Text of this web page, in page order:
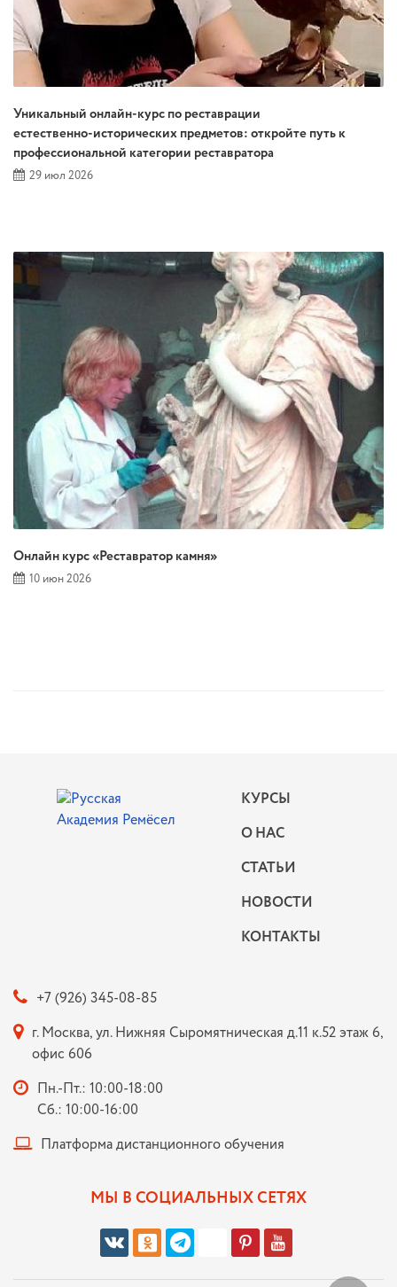
Уникальный онлайн‑курс по реставрации
естественно‑исторических предметов: откройте путь к
профессиональной категории реставратора
29 июл 2026
Онлайн курс «Реставратор камня»
10 июн 2026
КУРСЫ
О НАС
СТАТЬИ
НОВОСТИ
КОНТАКТЫ
МЫ В СОЦИАЛЬНЫХ СЕТЯХ
+7 (926) 345-08-85
г. Москва, ул. Нижняя Сыромятническая д.11 к.52 этаж 6,
офис 606
Пн.-Пт.: 10:00-18:00
Сб.: 10:00-16:00
Платформа дистанционного обучения